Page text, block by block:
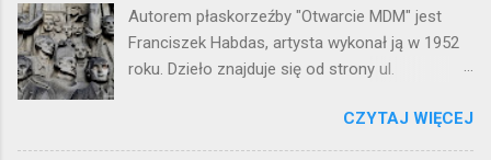
Autorem płaskorzeźby "Otwarcie MDM" jest
Franciszek Habdas, artysta wykonał ją w 1952
roku. Dzieło znajduje się od strony ul.
warszawskiej flagowej inwestycji
mieszkaniowej lat 50. Lokalizacja: Śródmieście
CZYTAJ WIĘCEJ